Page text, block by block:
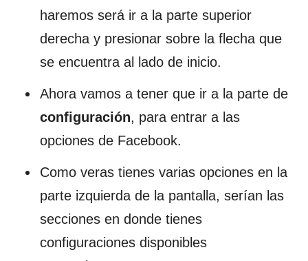
haremos será ir a la parte superior
derecha y presionar sobre la flecha que
se encuentra al lado de inicio.
Ahora vamos a tener que ir a la parte de
configuración, para entrar a las
opciones de Facebook.
Como veras tienes varias opciones en la
parte izquierda de la pantalla, serían las
secciones en donde tienes
configuraciones disponibles